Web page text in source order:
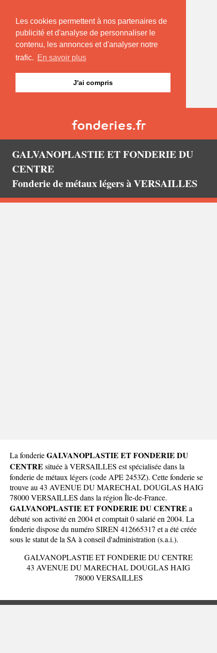
Les cookies permettent à nos partenaires de
publicité et d'analyse de personnaliser le
contenu, les annonces et d'analyser notre
trafic. En savoir plus
J'ai compris
GALVANOPLASTIE ET FONDERIE DU
CENTRE
Fonderie de métaux légers à VERSAILLES
La fonderieGALVANOPLASTIE ET FONDERIE DU
CENTRE située à VERSAILLES est spécialisée dans la
fonderie de métaux légers (code APE 2453Z). Cette fonderie se
trouve au 43 AVENUE DU MARECHAL DOUGLAS HAIG
78000 VERSAILLES dans la région Île-de-France.
GALVANOPLASTIE ET FONDERIE DU CENTRE a
débuté son activité en 2004 et comptait 0 salarié en 2004. La
fonderie dispose du numéro SIREN 412665317 et a été créée
sous le statut de la SA à conseil d'administration (s.a.i.).
GALVANOPLASTIE ET FONDERIE DU CENTRE
43 AVENUE DU MARECHAL DOUGLAS HAIG
78000 VERSAILLES